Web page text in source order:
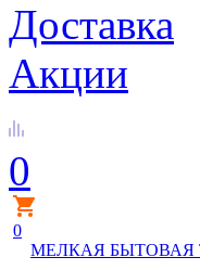
Доставка
Акции
0
0
МЕЛКАЯ БЫТОВАЯ